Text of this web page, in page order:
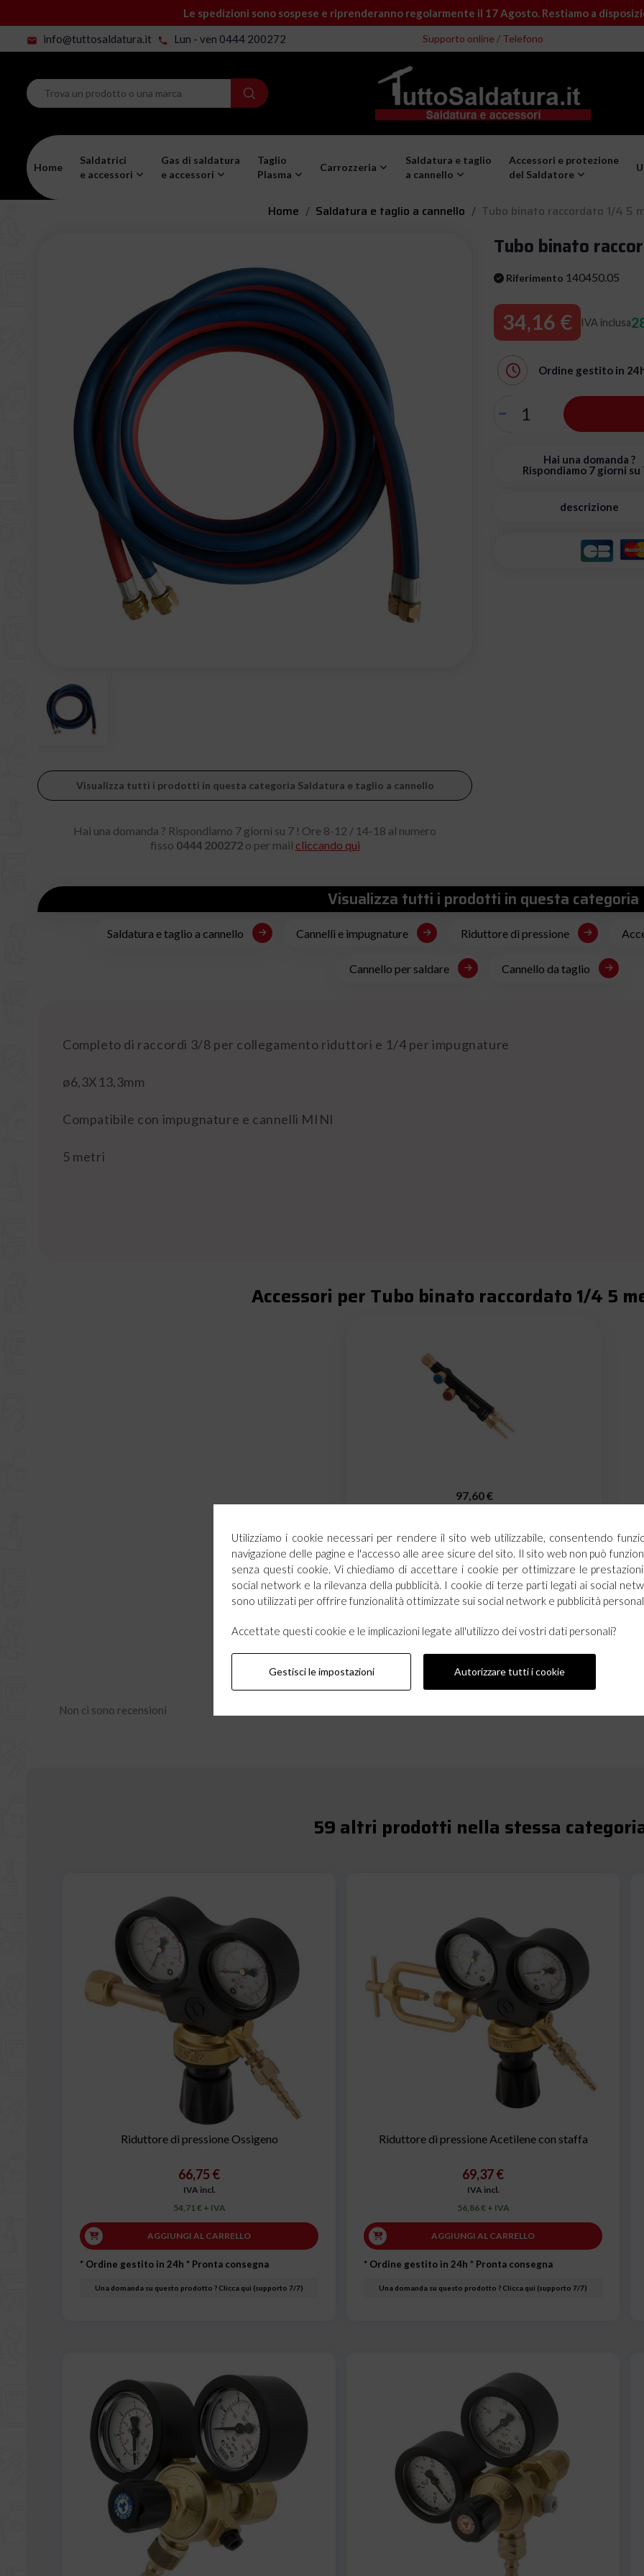
Le spedizioni sono sospese e riprenderanno regolarmente il 17 Agosto. Restiamo a
mail info@tuttosaldatura.it phone Lun - ven 0444 200272 Supporto online / Telefono
Home
Saldatrici
e accessori
Gas di saldatura
e accessori
Taglio
Plasma
Carrozzeria
Saldatura e taglio
a cannello
Accessori e protezione
del Saldatore
Home Saldatura e taglio a cannello Tubo binato raccordato 1/4 5
Visualizza tutti i prodotti in questa categoria Saldatura e taglio a cannello
Hai una domanda ? Rispondiamo 7 giorni su 7 ! Ore 8-12 / 14-18 al numero
fisso 0444 200272o per mail cliccando qui
Tubo binato
Riferimento 140450.05
34,16 € IVA inclusa
Ordine gestito in
Hai una domanda ?
Rispondiamo 7 giorni su
descrizione
Visualizza tutti i prodotti in questa categoria
Saldatura e taglio a cannello Cannelli e impugnature Riduttore di pressione
Cannello per saldare Cannello da taglio
Completo di raccordi 3/8 per collegamento riduttori e 1/4 per impugnature
ø6,3X13,3mm
Compatibile con impugnature e cannelli MINI
5 metri
Accessori per Tubo binato raccordato 1/4 5
Impugnatura MINI in alluminio per saldatura e
taglio
97,60 €
Non ci sono recensioni
59 altri prodotti nella stessa
Riduttore di pressione Ossigeno
66,75 €
IVA incl.
54,71 € + IVA
AGGIUNGI AL CARRELLO
* Ordine gestito in 24h * Pronta consegna
Una domanda su questo prodotto ? Clicca qui (supporto 7/7)
Riduttore di pressione Acetilene con staffa
69,37 €
IVA incl.
56,86 € + IVA
AGGIUNGI AL CARRELLO
* Ordine gestito in 24h * Pronta consegna
Una domanda su questo prodotto ? Clicca qui (supporto 7/7)
Utilizziamo i cookie necessari per rendere il sito web utilizzabile, consentendo
navigazione delle pagine e l'accesso alle aree sicure del sito. Il sito web non può
senza questi cookie. Vi chiediamo di accettare i cookie per ottimizzare le
social network e la rilevanza della pubblicità. I cookie di terze parti legati ai social
sono utilizzati per offrire funzionalità ottimizzate sui social network e pubblicità
Accettate questi cookie e le implicazioni legate all'utilizzo dei vostri dati personali?
Gestisci le impostazioni Autorizzare tutti i cookie